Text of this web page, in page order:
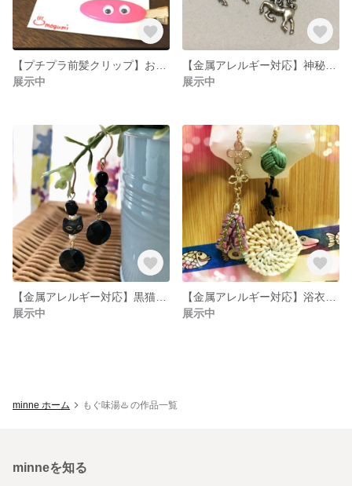
展示中
展示中
展示中
展示中
minne ホーム もぐ味湯♨️ の作品一覧
minneを知る